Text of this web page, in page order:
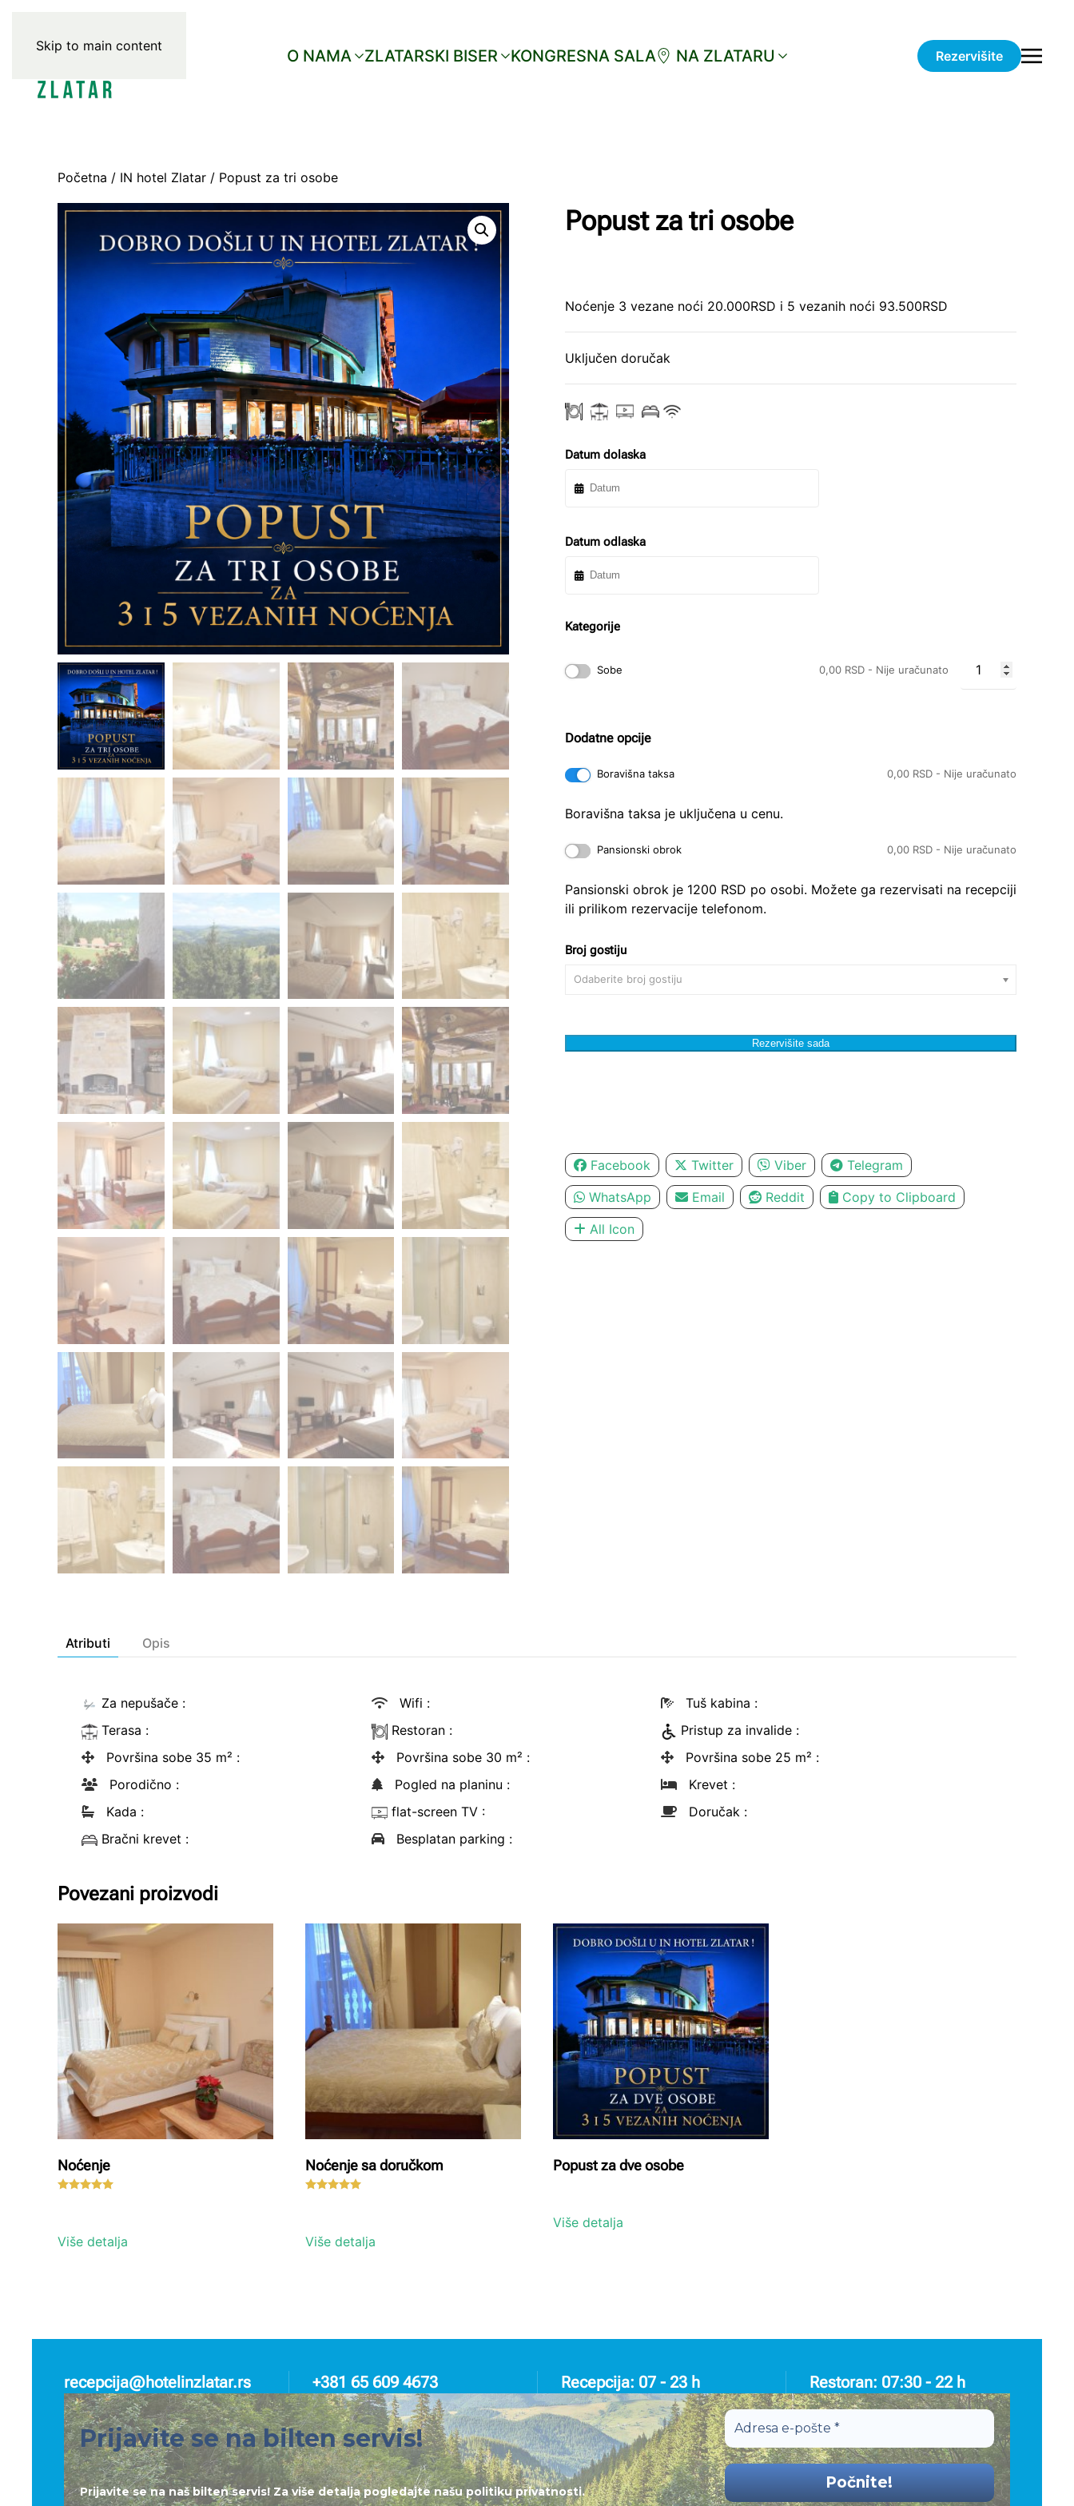
Skip to main content
O NAMA ZLATARSKI BISER KONGRESNA SALA NA ZLATARU Rezervišite
Početna / IN hotel Zlatar / Popust za tri osobe
Popust za tri osobe
Noćenje 3 vezane noći 20.000RSD i 5 vezanih noći 93.500RSD
Uključen doručak
Datum dolaska
Datum odlaska
Kategorije
Sobe 0,00 RSD - Nije uračunato
Dodatne opcije
Boravišna taksa 0,00 RSD - Nije uračunato
Boravišna taksa je uključena u cenu.
Pansionski obrok 0,00 RSD - Nije uračunato
Pansionski obrok je 1200 RSD po osobi. Možete ga rezervisati na recepciji
ili prilikom rezervacije telefonom.
Broj gostiju
Odaberite broj gostiju
Rezervišite sada
Facebook Twitter Viber
Telegram
WhatsApp
Email Reddit
Copy to Clipboard
All Icon
Atributi Opis
Za nepušače : Wifi : Tuš kabina :
Terasa : Restoran : Pristup za invalide :
Površina sobe 35 m² : Površina sobe 30 m² : Površina sobe 25 m² :
Porodično : Pogled na planinu : Krevet :
Kada : flat-screen TV : Doručak :
Bračni krevet : Besplatan parking :
Povezani proizvodi
Noćenje
Više detalja
Noćenje sa doručkom
Više detalja
Popust za dve osobe
Više detalja
recepcija@hotelinzlatar.rs +381 65 609 4673 Recepcija: 07 - 23 h Restoran: 07:30 - 22 h
Prijavite se na bilten servis!
Prijavite se na naš bilten servis! Za više detalja pogledajte našupolitiku privatnosti.